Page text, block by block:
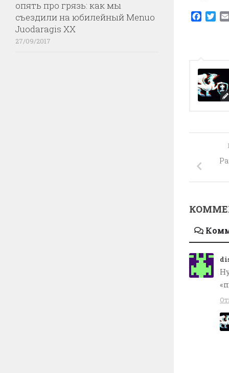
опять про грязь: как мы
съездили на юбилейный Menuo
Juodaragis XX
27/09/2017